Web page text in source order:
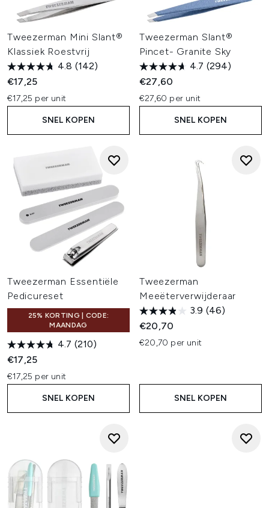
Tweezerman Mini Slant®
Klassiek Roestvrij
4.8 (142)
€17,25
€17,25 per unit
SNEL KOPEN
Tweezerman Slant®
Pincet- Granite Sky
4.7 (294)
€27,60
€27,60 per unit
SNEL KOPEN
Tweezerman Essentiële
Pedicureset
25% KORTING | CODE:
MAANDAG
4.7 (210)
€17,25
€17,25 per unit
SNEL KOPEN
Tweezerman
Meeëterverwijderaar
3.9 (46)
€20,70
€20,70 per unit
SNEL KOPEN